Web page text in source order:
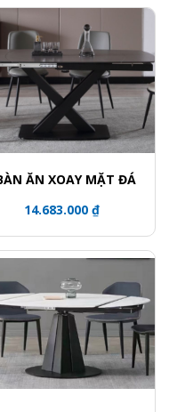
ĂN XOAY MẶT ĐÁ
14.683.000 ₫